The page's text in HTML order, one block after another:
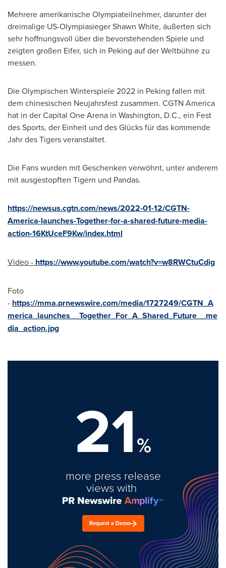
Mehrere amerikanische Olympiateilnehmer, darunter der
dreimalige US-Olympiasieger Shawn White, äußerten sich
sehr hoffnungsvoll über die bevorstehenden Spiele und
zeigten großen Eifer, sich in Peking auf der Weltbühne zu
messen.
Die Olympischen Winterspiele 2022 in Peking fallen mit
dem chinesischen Neujahrsfest zusammen. CGTN America
hat in der Capital One Arena in Washington, D.C., ein Fest
des Sports, der Einheit und des Glücks für das kommende
Jahr des Tigers veranstaltet.
Die Fans wurden mit Geschenken verwöhnt, unter anderem
mit ausgestopften Tigern und Pandas.
https://newsus.cgtn.com/news/2022-01-12/CGTN-
America-launches-Together-for-a-shared-future-media-
action-16KtUceF9Kw/index.html
Video - https://www.youtube.com/watch?v=w8RWCtuCdig
Foto
- https://mma.prnewswire.com/media/1727249/CGTN_A
merica_launches__Together_For_A_Shared_Future__me
dia_action.jpg
21%
more press release
views with
Request a Demo